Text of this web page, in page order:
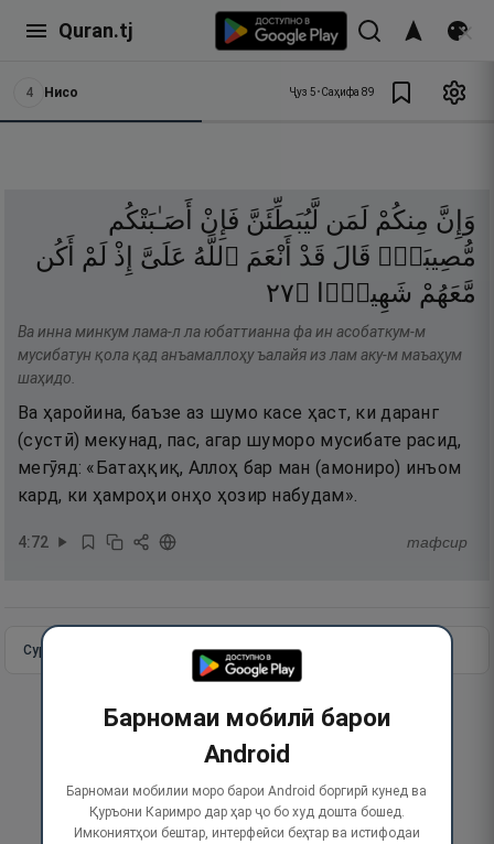
Quran.tj
4 Нисо Ҷуз 5•Саҳифа 89
وَإِنَّ مِنكُمْ لَمَن لَّيُبَطِّئَنَّ فَإِنْ أَصَـٰبَتْكُم
مُّصِيبَةٌۭ قَالَ قَدْ أَنْعَمَ ٱللَّهُ عَلَىَّ إِذْ لَمْ أَكُن
مَّعَهُمْ شَهِيدًۭا ۝٧٢
Ва инна минкум лама-л ла юбаттианна фа ин асобаткум-м
мусибатун қола қад анъамаллоҳу ъалайя из лам аку-м маъаҳум
шаҳидо.
Ва ҳаройина, баъзе аз шумо касе ҳаст, ки даранг
(сустӣ) мекунад, пас, агар шуморо мусибате расид,
мегӯяд: «Батаҳқиқ, Аллоҳ бар ман (амониро) инъом
кард, ки ҳамроҳи онҳо ҳозир набудам».
4:72 тафсир
Сураи пурра Идома додан
Барномаи мобилӣ барои
Android
Барномаи мобилии моро барои Android боргирӣ кунед ва
Қуръони Каримро дар ҳар ҷо бо худ дошта бошед.
Имкониятҳои бештар, интерфейси беҳтар ва истифодаи